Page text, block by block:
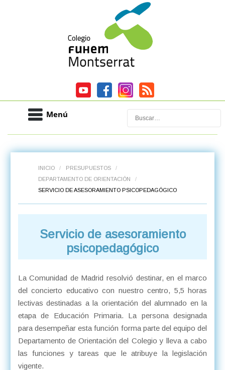
Menú Buscar
INICIO / PRESUPUESTOS
/
DEPARTAMENTO DE ORIENTACIÓN
/
SERVICIO DE ASESORAMIENTO PSICOPEDAGÓGICO
Servicio de asesoramiento
psicopedagógico
La Comunidad de Madrid resolvió destinar, en el marco
del concierto educativo con nuestro centro, 5,5 horas
lectivas destinadas a la orientación del alumnado en la
etapa de Educación Primaria. La persona designada
para desempeñar esta función forma parte del equipo del
Departamento de Orientación del Colegio y lleva a cabo
las funciones y tareas que le atribuye la legislación
vigente.